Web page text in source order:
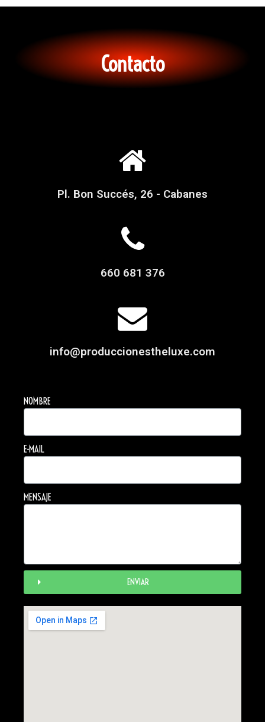
Contacto
Pl. Bon Succés, 26 - Cabanes
660 681 376
info@produccionestheluxe.com
NOMBRE
E-MAIL
MENSAJE
ENVIAR